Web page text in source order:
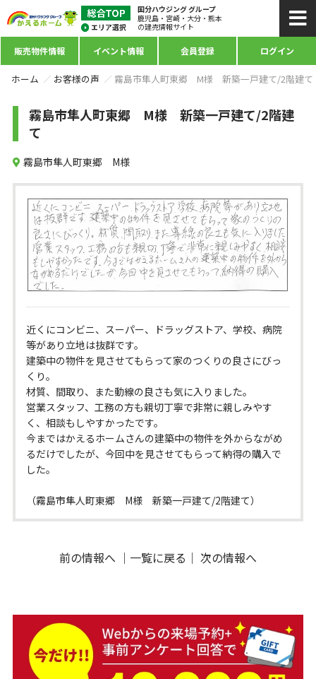
国分ハウジング グループ
鹿児島・宮崎・大分・熊本
の建売情報サイト
販売物件情報 イベント情報 会員登録 ログイン
ホーム お客様の声 霧島市隼人町東郷 M様 新築一戸建て/2階建て
霧島市隼人町東郷 M様 新築一戸建て/2階建
て
霧島市隼人町東郷 M様
近くにコンビニ、スーパー、ドラッグストア、学校、病院
等があり立地は抜群です。
建築中の物件を見させてもらって家のつくりの良さにびっ
くり。
材質、間取り、また動線の良さも気に入りました。
営業スタッフ、工務の方も親切丁寧で非常に親しみやす
く、相談もしやすかったです。
今まではかえるホームさんの建築中の物件を外からながめ
るだけでしたが、今回中を見させてもらって納得の購入で
した。
（霧島市隼人町東郷 M様 新築一戸建て/2階建て）
前の情報へ ｜ 一覧に戻る ｜ 次の情報へ